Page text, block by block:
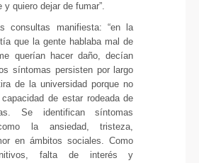
y quiero dejar de fumar”.
consultas manifiesta: “en la
que la gente hablaba mal de
querían hacer daño, decían
síntomas persisten por largo
de la universidad porque no
de estar rodeada de
Se identifican síntomas
la ansiedad, tristeza,
en ámbitos sociales. Como
falta de interés y